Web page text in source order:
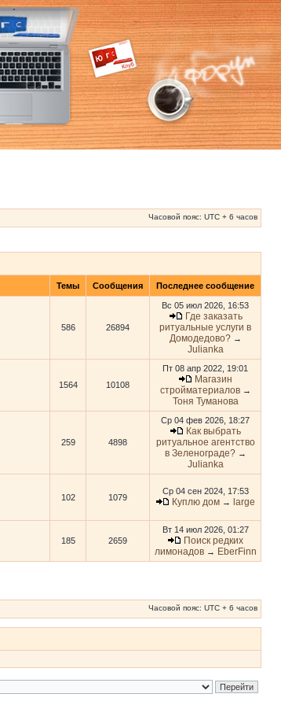
Часовой пояс: UTC + 6 часов
Темы Сообщения Последнее сообщение
586 26894
Вс 05 июл 2026, 16:53
Где заказать
ритуальные услуги в
Домодедово?→
Julianka
1564 10108
Пт 08 апр 2022, 19:01
Магазин
стройматериалов→
Тоня Туманова
259 4898
Ср 04 фев 2026, 18:27
Как выбрать
ритуальное агентство
в Зеленограде?→
Julianka
102 1079
Ср 04 сен 2024, 17:53
Куплю дом → large
185 2659
Вт 14 июл 2026, 01:27
Поиск редких
лимонадов→ EberFinn
Часовой пояс: UTC + 6 часов